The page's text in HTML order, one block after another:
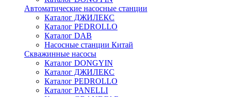
Автоматические насосные станции
Каталог ДЖИЛЕКС
Каталог PEDROLLO
Каталог DAB
Насосные станции Китай
Скважинные насосы
Каталог DONGYIN
Каталог ДЖИЛЕКС
Каталог PEDROLLO
Каталог PANELLI